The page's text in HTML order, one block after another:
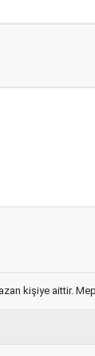
kişiye aittir.